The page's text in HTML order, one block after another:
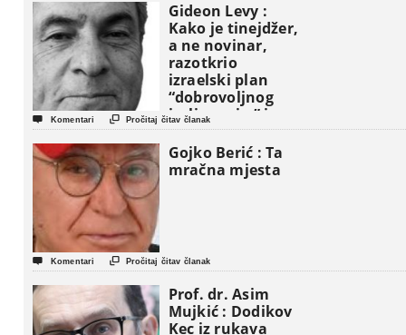
Gideon Levy :
Kako je tinejdžer,
a ne novinar,
razotkrio
izraelski plan
“dobrovoljnog
iseljavanja ” iz
Gaze
 Komentari  Pročitaj čitav članak
Gojko Berić : Ta
mračna mjesta
 Komentari  Pročitaj čitav članak
Prof. dr. Asim
Mujkić : Dodikov
Kec iz rukava